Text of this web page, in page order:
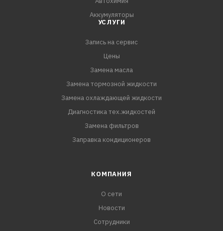
Аккумуляторы
УСЛУГИ
Запись на сервис
Цены
Замена масла
Замена тормозной жидкости
Замена охлаждающей жидкости
Диагностика тех.жидкостей
Замена фильтров
Заправка кондиционеров
КОМПАНИЯ
О сети
Новости
Сотрудники